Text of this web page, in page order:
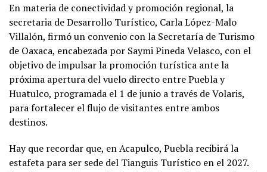
En materia de conectividad y promoción regional, la
secretaria de Desarrollo Turístico, Carla López-Malo
Villalón, firmó un convenio con la Secretaría de Turismo
de Oaxaca, encabezada por Saymi Pineda Velasco, con el
objetivo de impulsar la promoción turística ante la
próxima apertura del vuelo directo entre Puebla y
Huatulco, programada el 1 de junio a través de Volaris,
para fortalecer el flujo de visitantes entre ambos
destinos.
Hay que recordar que, en Acapulco, Puebla recibirá la
estafeta para ser sede del Tianguis Turístico en el 2027.